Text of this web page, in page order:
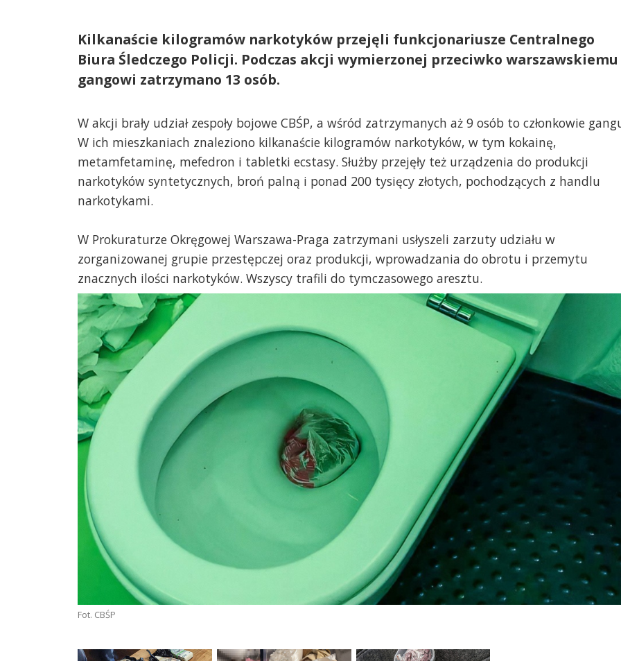
Kilkanaście kilogramów narkotyków przejęli funkcjonariusze Centralnego
Biura Śledczego Policji. Podczas akcji wymierzonej przeciwko warszawskiemu
gangowi zatrzymano 13 osób.
W akcji brały udział zespoły bojowe CBŚP, a wśród zatrzymanych aż 9 osób to członkowie
W ich mieszkaniach znaleziono kilkanaście kilogramów narkotyków, w tym kokainę,
metamfetaminę, mefedron i tabletki ecstasy. Służby przejęły też urządzenia do produkcji
narkotyków syntetycznych, broń palną i ponad 200 tysięcy złotych, pochodzących z handlu
narkotykami.
W Prokuraturze Okręgowej Warszawa-Praga zatrzymani usłyszeli zarzuty udziału w
zorganizowanej grupie przestępczej oraz produkcji, wprowadzania do obrotu i przemytu
znacznych ilości narkotyków. Wszyscy trafili do tymczasowego aresztu.
Fot. CBŚP